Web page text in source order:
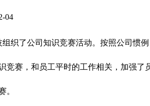
04
织了公司知识竞赛活动。按照公司惯
竞赛，和员工平时的工作相关，加强
。